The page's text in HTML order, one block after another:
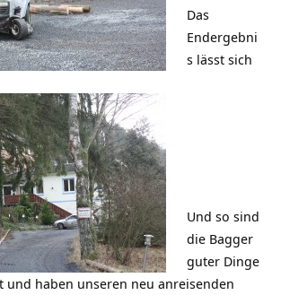
Das
Endergebni
s lässt sich
Und so sind
die Bagger
guter Dinge
und haben unseren neu anreisenden